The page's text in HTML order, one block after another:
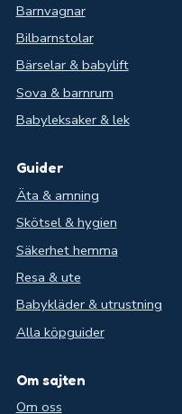
Barnvagnar
Bilbarnstolar
Bärselar & babylift
Sova & barnrum
Babyleksaker & lek
Guider
Äta & amning
Skötsel & hygien
Säkerhet hemma
Resa & ute
Babykläder & utrustning
Alla köpguider
Om sajten
Om oss